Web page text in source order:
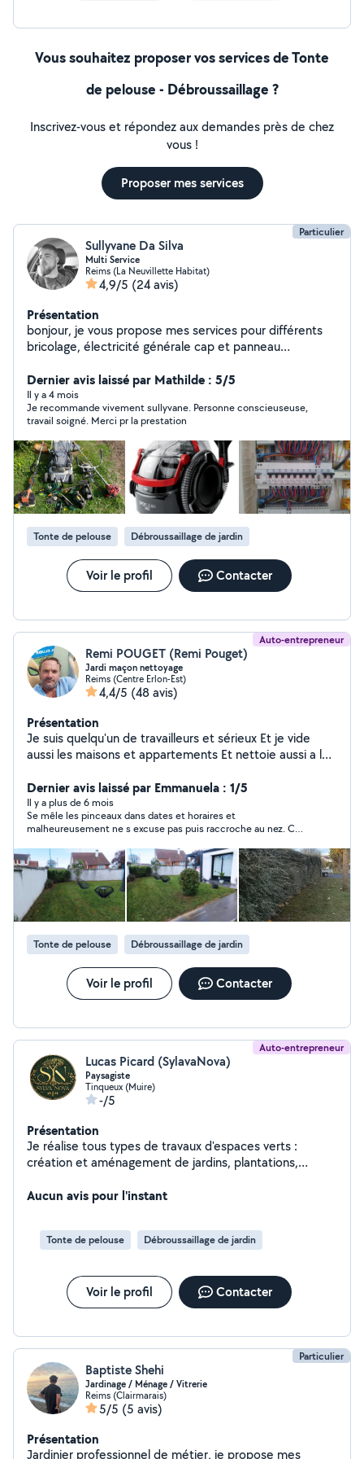
Vous souhaitez proposer vos services de Tonte
de pelouse - Débroussaillage ?
Inscrivez-vous et répondez aux demandes près de chez
vous !
Proposer mes services
Particulier
Sullyvane Da Silva
Multi Service
Reims (La Neuvillette Habitat)
4,9/5 (24 avis)
Présentation
bonjour, je vous propose mes services pour différents
bricolage, électricité générale cap et panneau
toiture,paysagiste, montage de meubles, piscine,
nettoyage pc et console de jeux ,je loue aussi matériel
Karcher et .extracteur injecteur bissel pro Ma conjointe
vous propose ses services pour vous aider dans le
repassage (12 de l'heure) à notre domicile, elle vous
propose également de l'aide à domicile (elle exerce le
métier d'aide-soignante), garde d'enfants et jardinage.
Elle peut également vous aider dans tout ce qui
administratif notamment impôt et gestion de votre
budget. Titulaire d'un BAC ST2S, d'un CQP Assistante
Médicale
Dernier avis laissé par Mathilde : 5/5
Il y a 4 mois
Je recommande vivement sullyvane. Personne conscieuseuse,
travail soigné. Merci pr la prestation
Tonte de pelouse Débroussaillage de jardin
Voir le profil Contacter
Auto-entrepreneur
Remi POUGET (Remi Pouget)
Jardi maçon nettoyage
Reims (Centre Erlon-Est)
4,4/5 (48 avis)
Présentation
Je suis quelqu'un de travailleurs et sérieux Et je vide
aussi les maisons et appartements Et nettoie aussi a l
Dernier avis laissé par Emmanuela : 1/5
Il y a plus de 6 mois
Se mêle les pinceaux dans dates et horaires et
malheureusement ne s excuse pas puis raccroche au nez. C
le client le fait remarquer est dommage voir immature comme
comportement alors qu il s agirait de simplement proposer une
autre date dans les créneaux proposés.
Tonte de pelouse Débroussaillage de jardin
Voir le profil Contacter
Auto-entrepreneur
Lucas Picard (SylavaNova)
Paysagiste
Tinqueux (Muire)
-/5
Présentation
Je réalise tous types de travaux d'espaces verts :
création et aménagement de jardins, plantations,
débroussaillage, nettoyage). Intervention rapide, travail
moi pour un devis.
Aucun avis pour l'instant
Tonte de pelouse Débroussaillage de jardin
Voir le profil Contacter
Particulier
Baptiste Shehi
Jardinage / Ménage / Vitrerie
Reims (Clairmarais)
5/5 (5 avis)
Présentation
Jardinier professionnel de métier, je propose mes